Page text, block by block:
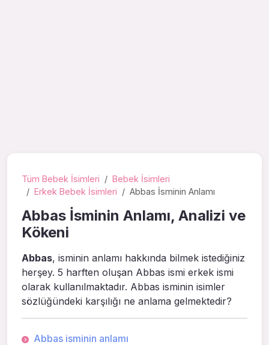
Tüm Bebek İsimleri
Bebek İsimleri
Erkek Bebek İsimleri
Abbas İsminin Anlamı
Abbas İsminin Anlamı, Analizi ve
Kökeni
Abbas, isminin anlamı hakkında bilmek istediğiniz
herşey. 5 harften oluşan Abbas ismi erkek ismi
olarak kullanılmaktadır. Abbas isminin isimler
sözlüğündeki karşılığı ne anlama gelmektedir?
Abbas isminin anlamı